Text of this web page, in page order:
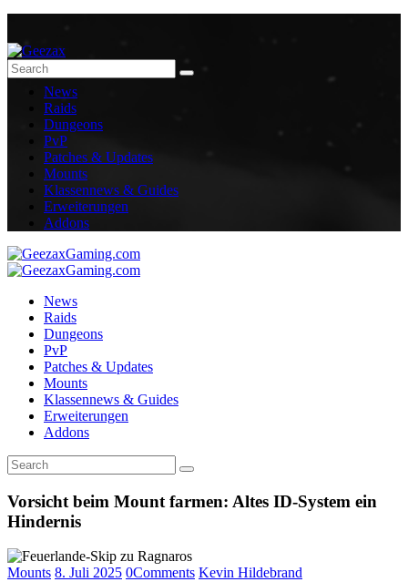
News
Raids
Dungeons
PvP
Patches & Updates
Mounts
Klassennews & Guides
Erweiterungen
Addons
News
Raids
Dungeons
PvP
Patches & Updates
Mounts
Klassennews & Guides
Erweiterungen
Addons
Vorsicht beim Mount farmen: Altes ID-System ein
Hindernis
Mounts 8. Juli 2025 0Comments Kevin Hildebrand